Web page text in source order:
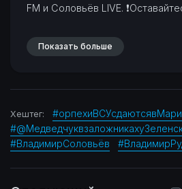
FM и Соловьёв LIVE.
Показать больше
Хештег:
#ВладимирСоловьёв